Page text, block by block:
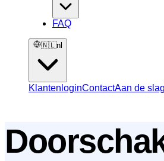
FAQ
🇳🇱nl
KlantenloginContactAan de slag